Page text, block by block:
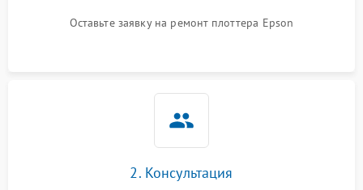
Оставьте заявку на ремонт плоттера Epson
2. Консультация